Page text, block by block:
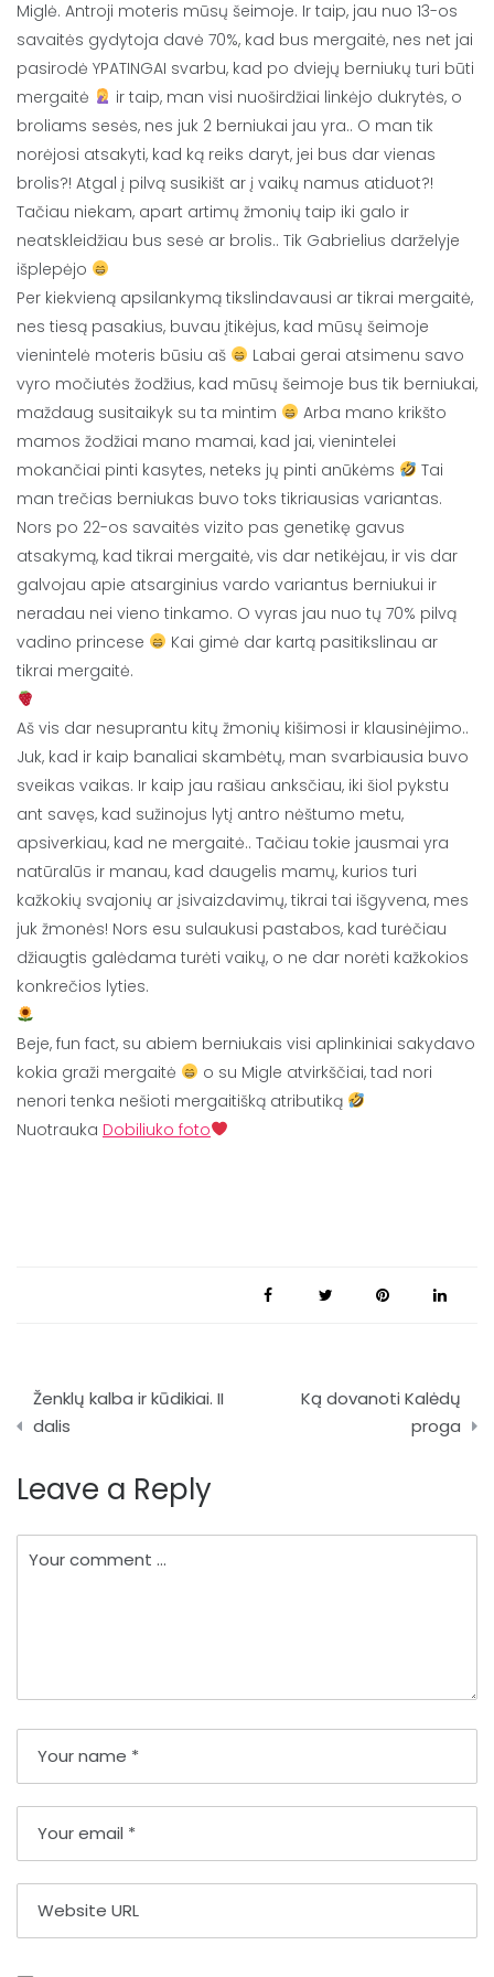
Miglė. Antroji moteris mūsų šeimoje. Ir taip, jau nuo 13-os
savaitės gydytoja davė 70%, kad bus mergaitė, nes net jai
pasirodė YPATINGAI svarbu, kad po dviejų berniukų turi būti
mergaitė
ir taip, man visi nuoširdžiai linkėjo dukrytės, o
broliams sesės, nes juk 2 berniukai jau yra.. O man tik
norėjosi atsakyti, kad ką reiks daryt, jei bus dar vienas
brolis?! Atgal į pilvą susikišt ar į vaikų namus atiduot?!
Tačiau niekam, apart artimų žmonių taip iki galo ir
neatskleidžiau bus sesė ar brolis.. Tik Gabrielius darželyje
išplepėjo
Per kiekvieną apsilankymą tikslindavausi ar tikrai mergaitė,
nes tiesą pasakius, buvau įtikėjus, kad mūsų šeimoje
vienintelė moteris būsiu aš
Labai gerai atsimenu savo
vyro močiutės žodžius, kad mūsų šeimoje bus tik berniukai,
maždaug susitaikyk su ta mintim
Arba mano krikšto
mamos žodžiai mano mamai, kad jai, vienintelei
mokančiai pinti kasytes, neteks jų pinti anūkėms
Tai
man trečias berniukas buvo toks tikriausias variantas.
Nors po 22-os savaitės vizito pas genetikę gavus
atsakymą, kad tikrai mergaitė, vis dar netikėjau, ir vis dar
galvojau apie atsarginius vardo variantus berniukui ir
neradau nei vieno tinkamo. O vyras jau nuo tų 70% pilvą
vadino princese
Kai gimė dar kartą pasitikslinau ar
tikrai mergaitė.
Aš vis dar nesuprantu kitų žmonių kišimosi ir klausinėjimo..
Juk, kad ir kaip banaliai skambėtų, man svarbiausia buvo
sveikas vaikas. Ir kaip jau rašiau anksčiau, iki šiol pykstu
ant savęs, kad sužinojus lytį antro nėštumo metu,
apsiverkiau, kad ne mergaitė.. Tačiau tokie jausmai yra
natūralūs ir manau, kad daugelis mamų, kurios turi
kažkokių svajonių ar įsivaizdavimų, tikrai tai išgyvena, mes
juk žmonės! Nors esu sulaukusi pastabos, kad turėčiau
džiaugtis galėdama turėti vaikų, o ne dar norėti kažkokios
konkrečios lyties.
Beje, fun fact, su abiem berniukais visi aplinkiniai sakydavo
kokia graži mergaitė
o su Migle atvirkščiai, tad nori
nenori tenka nešioti mergaitišką atributiką
Nuotrauka Dobiliuko foto
Navigacija
tarp
įrašų
Ženklų kalba ir kūdikiai. II
dalis
Ką dovanoti Kalėdų
proga
Leave a Reply